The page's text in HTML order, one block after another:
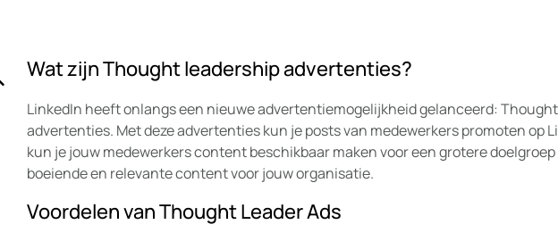
Wat zijn Thought leadership advertenties?
LinkedIn heeft onlangs een nieuwe advertentiemogelijkheid gelanceerd:
advertenties. Met deze advertenties kun je posts van medewerkers promoten op
kun je jouw medewerkers content beschikbaar maken voor een grotere doelgroep
boeiende en relevante content voor jouw organisatie.
Voordelen van Thought Leader Ads